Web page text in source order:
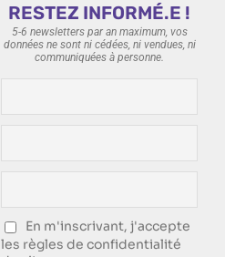
RESTEZ INFORMÉ.E !
5-6 newsletters par an maximum, vos
données ne sont ni cédées, ni vendues, ni
communiquées à personne.
En m'inscrivant, j'accepte
les règles de confidentialité